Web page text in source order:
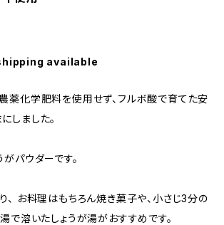
available
薬化学肥料を使用せず、フルボ酸で育てた安
しました。
パウダーです。
、 お料理はもちろん焼き菓子や、小さじ3分の
で溶いたしょうが湯がおすすめです。